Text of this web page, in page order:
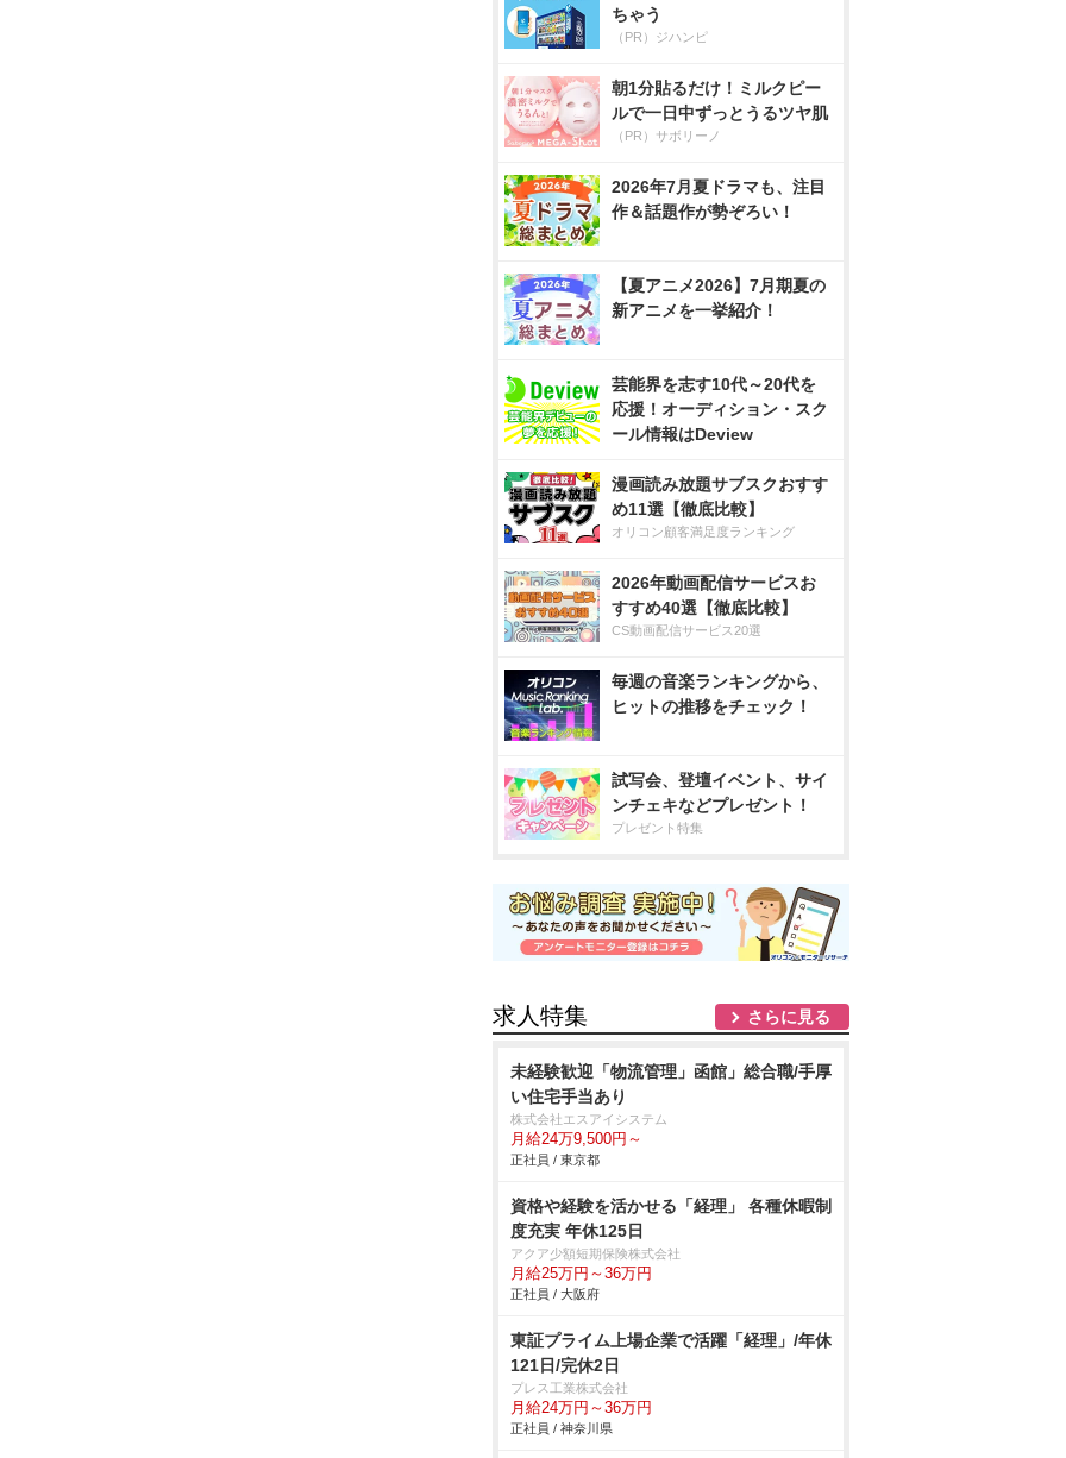
ちゃう
（PR）ジハンピ
朝1分貼るだけ！ミルクピー
ルで一日中ずっとうるツヤ肌
（PR）サボリーノ
2026年7月夏ドラマも、注目
作＆話題作が勢ぞろい！
【夏アニメ2026】7月期夏の
新アニメを一挙紹介！
芸能界を志す10代～20代を
応援！オーディション・スク
ール情報はDeview
漫画読み放題サブスクおすす
め11選【徹底比較】
オリコン顧客満足度ランキング
2026年動画配信サービスお
すすめ40選【徹底比較】
CS動画配信サービス20選
毎週の音楽ランキングから、
ヒットの推移をチェック！
試写会、登壇イベント、サイ
ンチェキなどプレゼント！
プレゼント特集
求人特集 さらに見る
未経験歓迎「物流管理」函館」総合職/手厚
い住宅手当あり
株式会社エスアイシステム
月給24万9,500円～
正社員 / 東京都
資格や経験を活かせる「経理」 各種休暇制
度充実 年休125日
アクア少額短期保険株式会社
月給25万円～36万円
正社員 / 大阪府
東証プライム上場企業で活躍「経理」/年休
121日/完休2日
プレス工業株式会社
月給24万円～36万円
正社員 / 神奈川県